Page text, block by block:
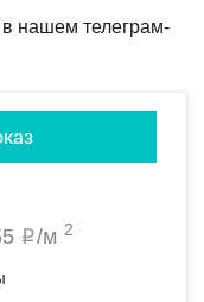
нашем телеграм-
q/м 2